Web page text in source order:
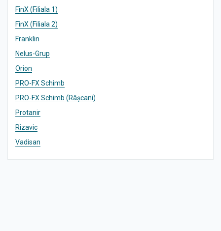
FinX (Filiala 1)
FinX (Filiala 2)
Franklin
Nelus-Grup
Orion
PRO-FX Schimb
PRO-FX Schimb (Râșcani)
Protanir
Rizavic
Vadisan